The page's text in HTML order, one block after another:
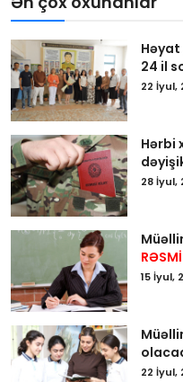
Həyat
24 il
22 İyul,
Hərbi
28 İyul,
RƏSMİ
15 İyul,
22 İyul,